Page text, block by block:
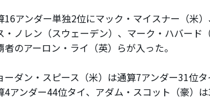
アンダー単独2位にマック・マイスナー（米
・ノレン（スウェーデン）、マーク・ハバード
者のアーロン・ライ（英）らが入った。
ダン・スピース（米）は通算7アンダー31位タ
4アンダー44位タイ、アダム・スコット（豪）は